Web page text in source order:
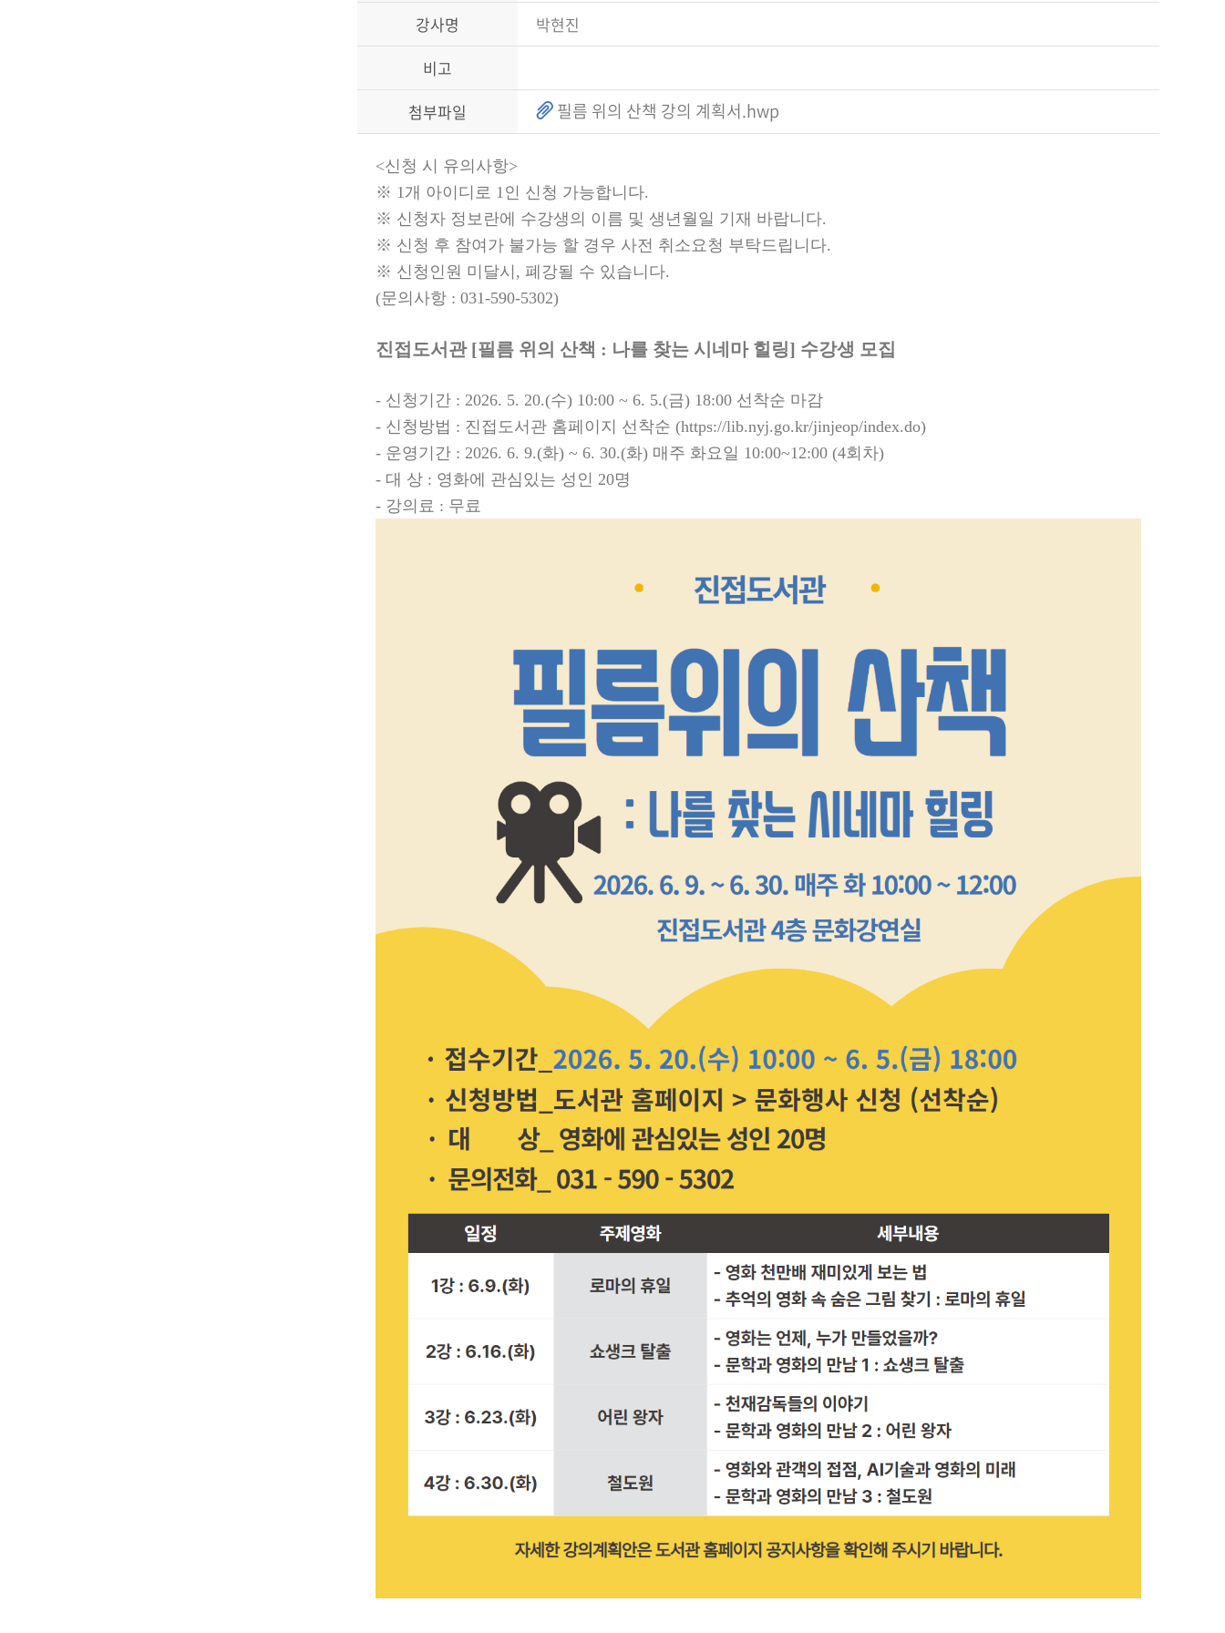
강사명
박현진
비고
첨부파일
필름 위의 산책 강의 계획서.hwp
<신청 시 유의사항>
※ 1개 아이디로 1인 신청 가능합니다.
※ 신청자 정보란에 수강생의 이름 및 생년월일 기재 바랍니다.
※ 신청 후 참여가 불가능 할 경우 사전 취소요청 부탁드립니다.
※ 신청인원 미달시 , 폐강될 수 있습니다.
(문의사항 : 031-590-5302)
진접도서관 [필름 위의 산책 : 나를 찾는 시네마 힐링] 수강생 모집
- 신청기간 : 2026. 5. 20.(수) 10:00 ~ 6. 5.(금) 18:00 선착순 마감
- 신청방법 : 진접도서관 홈페이지 선착순 (https://lib.nyj.go.kr/jinjeop/index.do)
- 운영기간 : 2026. 6. 9.(화) ~ 6. 30.(화) 매주 화요일 10:00~12:00 (4회차)
- 대 상 : 영화에 관심있는 성인 20명
- 강의료 : 무료